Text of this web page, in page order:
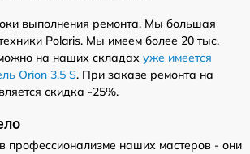
выполнения ремонта. Мы большая
Polaris. Мы имеем более 20 тыс.
на наших складах уже имеется
Orion 3.5 S. При заказе ремонта на
скидка -25%.
профессионализме наших мастеров - они